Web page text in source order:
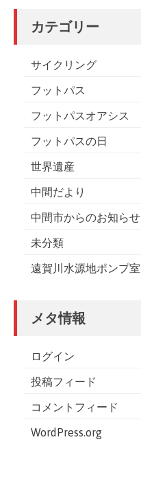
カテゴリー
サイクリング
フットパス
フットパスオアシス
フットパスの日
世界遺産
中間だより
中間市からのお知らせ
未分類
遠賀川水源地ポンプ室
メタ情報
ログイン
投稿フィード
コメントフィード
WordPress.org